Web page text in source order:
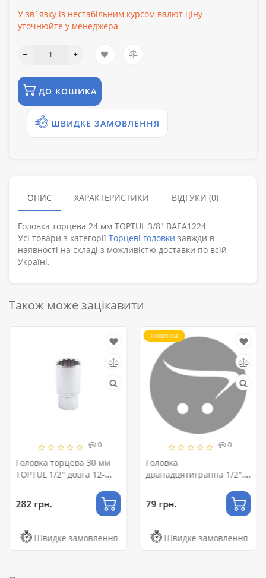
У зв`язку із нестабільним курсом валют ціну
уточнюйте у менеджера
ДО КОШИКА
ШВИДКЕ ЗАМОВЛЕННЯ
ОПИС ХАРАКТЕРИСТИКИ ВІДГУКИ (0)
Головка торцева 24 мм TOPTUL 3/8" BAEA1224
Усі товари з категорії Торцеві головки завжди в
наявності на складі з можливістю доставки по всій
Україні.
Також може зацікавити
0
Головка торцева 30 мм
TOPTUL 1/2" довга 12-
282 грн.
Швидке замовлення
новинка
0
Головка
дванадцятигранна 1/2",
INTERTOOL ET-0221
79 грн.
Швидке замовлення